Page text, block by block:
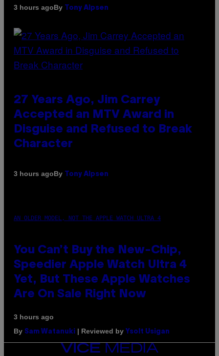
3 hours agoBy Tony Alpsen
27 Years Ago, Jim Carrey
Accepted an MTV Award in
Disguise and Refused to Break
Character
3 hours agoBy Tony Alpsen
AN OLDER MODEL, NOT THE APPLE WATCH ULTRA 4
You Can’t Buy the New-Chip,
Speedier Apple Watch Ultra 4
Yet, But These Apple Watches
Are On Sale Right Now
3 hours ago
By Sam Watanuki | Reviewed by Ysolt Usigan
VICE
MEDIA